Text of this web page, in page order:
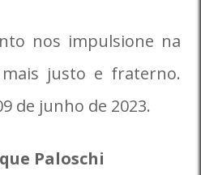
nos impulsione na
justo e fraterno.
de junho de 2023.
Paloschi